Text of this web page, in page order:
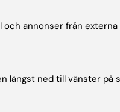
en patient i en klinisk
mellan Karolinska
och annonser från externa
längst ned till vänster på